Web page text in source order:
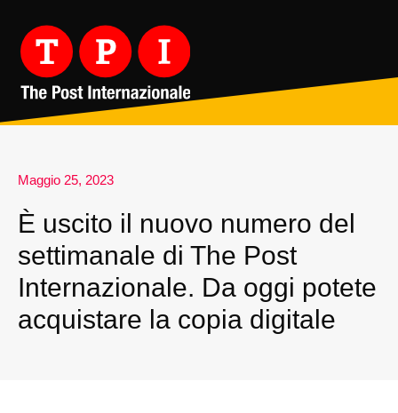
Maggio 25, 2023
È uscito il nuovo numero del
settimanale di The Post
Internazionale. Da oggi potete
acquistare la copia digitale